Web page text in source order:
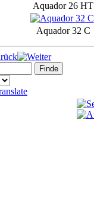
Aquador 26 HT
Aquador 32 C